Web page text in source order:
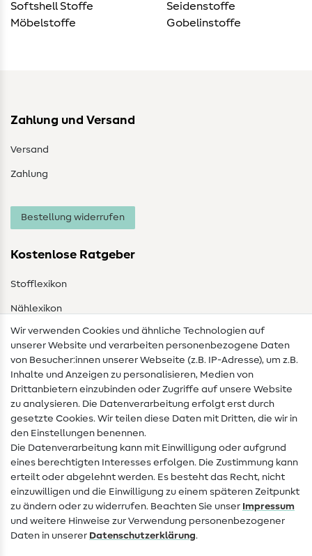
Softshell Stoffe
Möbelstoffe
Seidenstoffe
Gobelinstoffe
Zahlung und Versand
Versand
Zahlung
Bestellung widerrufen
Kostenlose Ratgeber
Stofflexikon
Nählexikon
Nähanleitungen
Hilfe & Kontakt
Kontakt
Infos zum Betreiberwechsel
Widerrufsrecht
Beliebt
Stoffe
Wir verwenden Cookies und ähnliche Technologien auf
unserer Website und verarbeiten personenbezogene Daten
von Besucher:innen unserer Webseite (z.B. IP-Adresse), um z.B.
Inhalte und Anzeigen zu personalisieren, Medien von
Drittanbietern einzubinden oder Zugriffe auf unsere Website
zu analysieren. Die Datenverarbeitung erfolgt erst durch
gesetzte Cookies. Wir teilen diese Daten mit Dritten, die wir in
den Einstellungen benennen.
Die Datenverarbeitung kann mit Einwilligung oder aufgrund
eines berechtigten Interesses erfolgen. Die Zustimmung kann
erteilt oder abgelehnt werden. Es besteht das Recht, nicht
einzuwilligen und die Einwilligung zu einem späteren Zeitpunkt
zu ändern oder zu widerrufen. Beachten Sie unser Impressum
und weitere Hinweise zur Verwendung personenbezogener
Daten in unserer Daten­schutz­erklärung.